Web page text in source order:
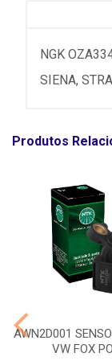
NGK
SIENA,
Produtos
AWN2D001
VW FOX